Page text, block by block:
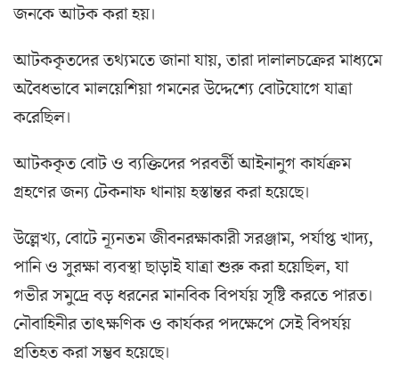
জনকে আটক করা হয়।
আটককৃতদের তথ্যমতে জানা যায়, তারা দালালচক্রের মাধ্যমে
অবৈধভাবে মালয়েশিয়া গমনের উদ্দেশ্যে বোটযোগে যাত্রা
করেছিল।
আটককৃত বোট ও ব্যক্তিদের পরবর্তী আইনানুগ কার্যক্রম
গ্রহণের জন্য টেকনাফ থানায় হস্তান্তর করা হয়েছে।
উল্লেখ্য, বোটে ন্যূনতম জীবনরক্ষাকারী সরঞ্জাম, পর্যাপ্ত খাদ্য,
পানি ও সুরক্ষা ব্যবস্থা ছাড়াই যাত্রা শুরু করা হয়েছিল, যা
গভীর সমুদ্রে বড় ধরনের মানবিক বিপর্যয় সৃষ্টি করতে পারত।
নৌবাহিনীর তাৎক্ষণিক ও কার্যকর পদক্ষেপে সেই বিপর্যয়
প্রতিহত করা সম্ভব হয়েছে।